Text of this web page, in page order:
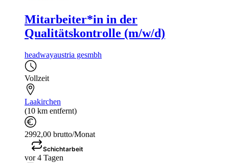
Mitarbeiter*in in der
Qualitätskontrolle (m/w/d)
headwayaustria gesmbh
Vollzeit
Laakirchen
(10 km entfernt)
2992,00 brutto/Monat
Schichtarbeit
vor 4 Tagen